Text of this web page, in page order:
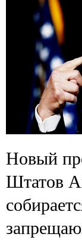
Новый
Штатов